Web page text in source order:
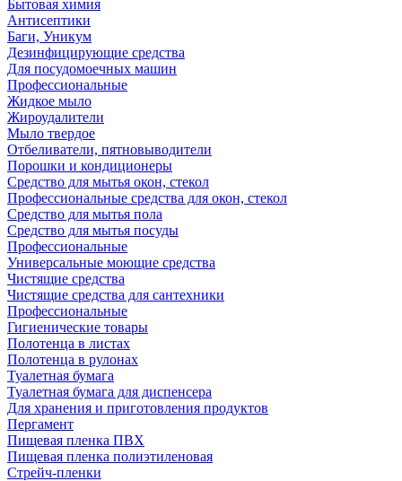
Бытовая химия
Антисептики
Баги, Уникум
Дезинфицирующие средства
Для посудомоечных машин
Профессиональные
Жидкое мыло
Жироудалители
Мыло твердое
Отбеливатели, пятновыводители
Порошки и кондиционеры
Средство для мытья окон, стекол
Профессиональные средства для окон, стекол
Средство для мытья пола
Средство для мытья посуды
Профессиональные
Универсальные моющие средства
Чистящие средства
Чистящие средства для сантехники
Профессиональные
Гигиенические товары
Полотенца в листах
Полотенца в рулонах
Туалетная бумага
Туалетная бумага для диспенсера
Для хранения и приготовления продуктов
Пергамент
Пищевая пленка ПВХ
Пищевая пленка полиэтиленовая
Стрейч-пленки